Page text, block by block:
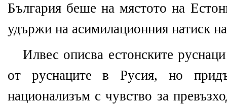
България беше на мястото на
удържи на асимилационния натиск
Илвес описва естонските
от руснаците в Русия, но
национализъм с чувство за